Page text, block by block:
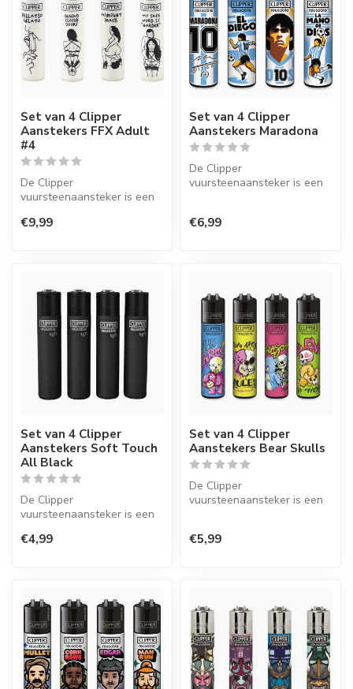
Set van 4 Clipper
Aanstekers FFX Adult
#4
De Clipper
vuursteenaansteker is een
perfecte kwaliteit.
€9,99
Set van 4 Clipper
Aanstekers Maradona
De Clipper
vuursteenaansteker is een
€6,99
Set van 4 Clipper
Aanstekers Soft Touch
All Black
De Clipper
vuursteenaansteker is een
perfecte kwaliteit.
€4,99
Set van 4 Clipper
Aanstekers Bear Skulls
De Clipper
vuursteenaansteker is een
€5,99